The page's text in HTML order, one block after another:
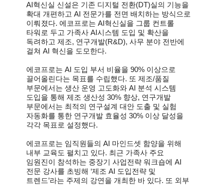
AI혁신실 신설은 기존 디지털 전환(DT)실의 기능을
확대 개편하고 AI 전문가를 전면 배치하는 방식으로
이뤄졌다. 에코프로는 AI혁신실을 그룹 컨트롤
타워로 두고 가족사 AI시스템 도입 및 확산을
독려하고 제조, 연구개발(R&D), 사무 분야 전반에
걸쳐 AI 혁신을 도모한다.
에코프로는 AI 도입 부서 비율을 90% 이상으로
끌어올린다는 목표를 수립했다. 또 제조/품질
부문에서는 생산 운영 고도화와 AI 분석 시스템
도입을 통해 제조 생산성 30% 향상, 연구개발
부문에서는 최적의 연구설계 대안 도출 및 실험
자동화를 통한 연구개발 효율성 30% 이상 달성을
각각 목표로 설정했다.
에코프로는 임직원들의 AI 마인드셋 함양을 위해
내부 교육도 펼치고 있다. 최근 가족사 주요
임원진이 참석하는 중장기 사업전략 워크숍에 AI
전문 강사를 초빙해 ‘제조 AI 도입전략 및
트렌드’라는 주제의 강연을 개최한 바 있다. 또 외부